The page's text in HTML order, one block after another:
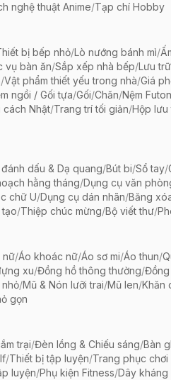
nghệ thuật Anime/Tạp chí Hobby
bị bếp nhỏ/Lò nướng bánh mì/
vụ bàn ăn/Sắp xếp nhà bếp/Lưu
/Vật phẩm thiết yếu trong nhà/Giá
ngồi / Gối tựa/Gối/Chăn/Nệm
cách Nhật/Trang trí tối giản/Hộp lưu
dấu & Dạ quang/Bút bi/Sổ tay/
hằng tháng/Dụng cụ văn
chữ U/Dụng cụ dán nhãn/Băng
/Thiệp chúc mừng/Bộ viết thư/
nữ/Áo khoác nữ/Áo sơ mi/Áo thun/
xu/Đồng hồ thông thường/Đồng
/Mũ & Nón lưỡi trai/Mũ len/Khăn
gọn
trại/Đèn lồng & Chiếu sáng/Bàn
/Thiết bị tập luyện/Trang phục chơi
luyện/Phụ kiện Fitness/Dây kháng